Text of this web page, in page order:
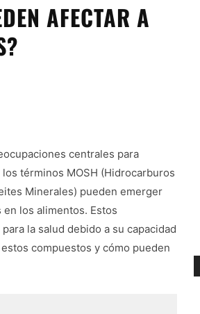
AFECTAR A
centrales para
términos MOSH (Hidrocarburos
Minerales) pueden emerger
los alimentos. Estos
la salud debido a su capacidad
compuestos y cómo pueden